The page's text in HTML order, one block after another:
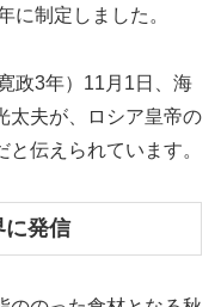
に制定しました。
政3年）11月1日、海
太夫が、ロシア皇帝の
伝えられています。
に発信